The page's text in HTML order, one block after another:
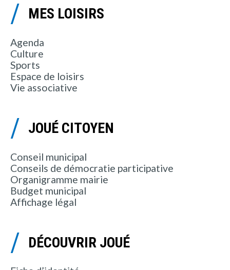
MES LOISIRS
Agenda
Culture
Sports
Espace de loisirs
Vie associative
JOUÉ CITOYEN
Conseil municipal
Conseils de démocratie participative
Organigramme mairie
Budget municipal
Affichage légal
DÉCOUVRIR JOUÉ